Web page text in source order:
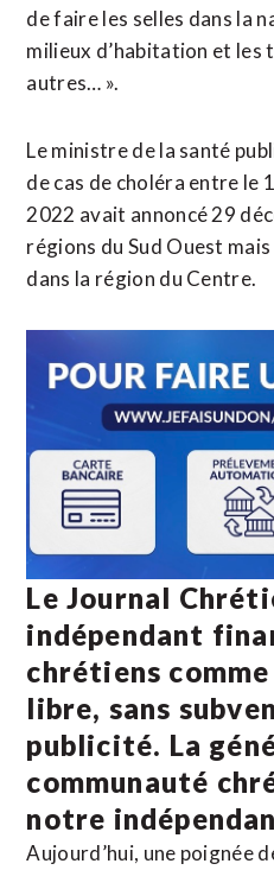
de faire les selles dans la
milieux d’habitation et
autres… ».
Le ministre de la santé
de cas de choléra entre le
2022 avait annoncé 29
régions du Sud Ouest
dans la région du Centre.
Le Journal
indépendant
chrétiens
libre, sans
publicité. La
communauté
notre
Aujourd’hui, une poignée